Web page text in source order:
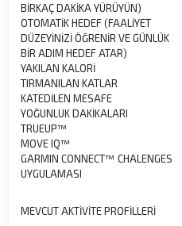
BİRKAÇ DAKİKA YÜRÜYÜN)
OTOMATİK HEDEF (FAALİYET
DÜZEYİNİZİ ÖĞRENİR VE GÜNLÜK
BİR ADIM HEDEF ATAR)
YAKILAN KALORİ
TIRMANILAN KATLAR
KATEDİLEN MESAFE
YOĞUNLUK DAKİKALARI
TRUEUP™
MOVE IQ™
GARMIN CONNECT™ CHALENGES
UYGULAMASI
MEVCUT AKTİVİTE PROFİLLERİ